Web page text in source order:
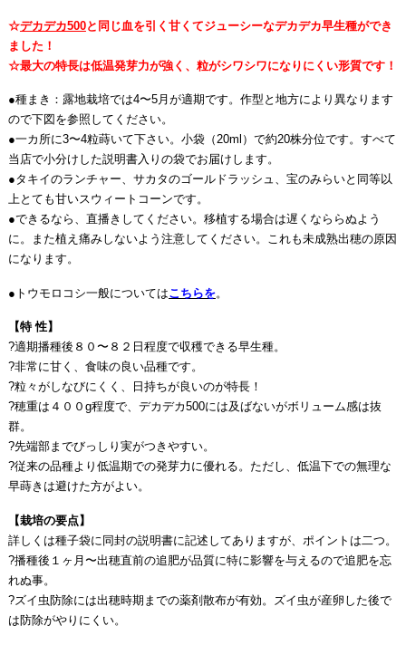
☆デカデカ500と同じ血を引く甘くてジューシーなデカデカ早生種ができ
ました！
☆最大の特長は低温発芽力が強く、粒がシワシワになりにくい形質です！
●種まき：露地栽培では4〜5月が適期です。作型と地方により異なります
ので下図を参照してください。
●一カ所に3〜4粒蒔いて下さい。小袋（20ml）で約20株分位です。すべて
当店で小分けした説明書入りの袋でお届けします。
●タキイのランチャー、サカタのゴールドラッシュ、宝のみらいと同等以
上とても甘いスウィートコーンです。
●できるなら、直播きしてください。移植する場合は遅くなららぬよう
に。また植え痛みしないよう注意してください。これも未成熟出穂の原因
になります。
●トウモロコシ一般についてはこちらを。
【特 性】
?適期播種後８０〜８２日程度で収穫できる早生種。
?非常に甘く、食味の良い品種です。
?粒々がしなびにくく、日持ちが良いのが特長！
?穂重は４００g程度で、デカデカ500には及ばないがボリューム感は抜
群。
?先端部までびっしり実がつきやすい。
?従来の品種より低温期での発芽力に優れる。ただし、低温下での無理な
早蒔きは避けた方がよい。
【栽培の要点】
詳しくは種子袋に同封の説明書に記述してありますが、ポイントは二つ。
?播種後１ヶ月〜出穂直前の追肥が品質に特に影響を与えるので追肥を忘
れぬ事。
?ズイ虫防除には出穂時期までの薬剤散布が有効。ズイ虫が産卵した後で
は防除がやりにくい。